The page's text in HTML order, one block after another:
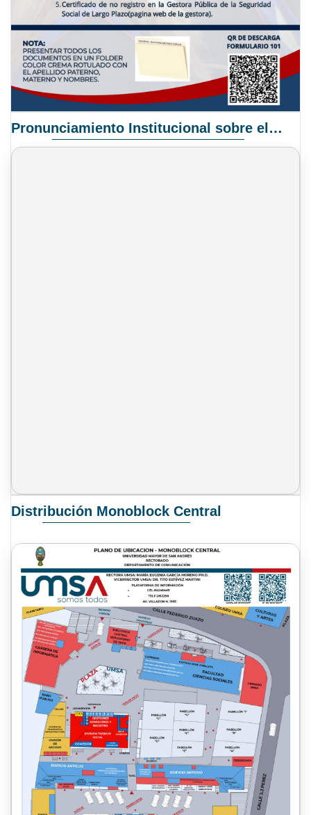
Pronunciamiento Institucional sobre el Proyecto de Ley N° 068/2025-2026 C.S.
Distribución Monoblock Central